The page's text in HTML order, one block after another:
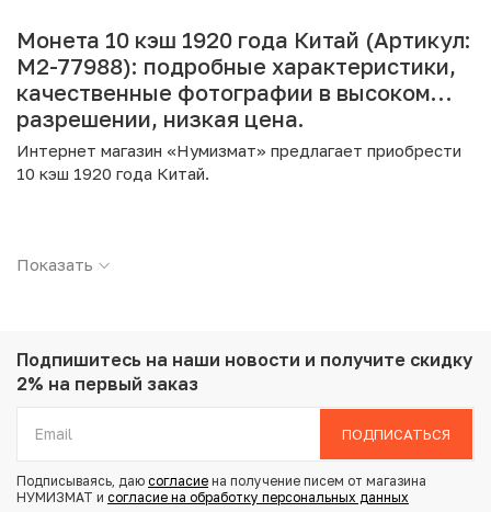
Монета 10 кэш 1920 года Китай (Артикул:
M2-77988): подробные характеристики,
качественные фотографии в высоком
разрешении, низкая цена.
Интернет магазин «Нумизмат» предлагает приобрести
10 кэш 1920 года Китай.
Страна: Китай
Вес: 7.21 г
Диаметр: 28.7 мм
Купить 10 кэш 1920 года Китай по привлекательной цене
можно в нашем интернет-магазине — Вам достаточно
Показать
Подпишитесь на наши новости и получите скидку
2% на первый заказ
ПОДПИСАТЬСЯ
Подписываясь, даю согласие на получение писем от магазина
НУМИЗМАТ и согласие на обработку персональных данных